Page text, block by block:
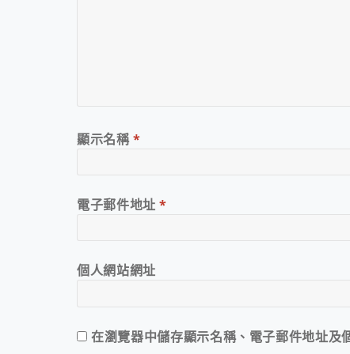
顯示名稱*
電子郵件地址*
個人網站網址
在瀏覽器中儲存顯示名稱、電子郵件地址及